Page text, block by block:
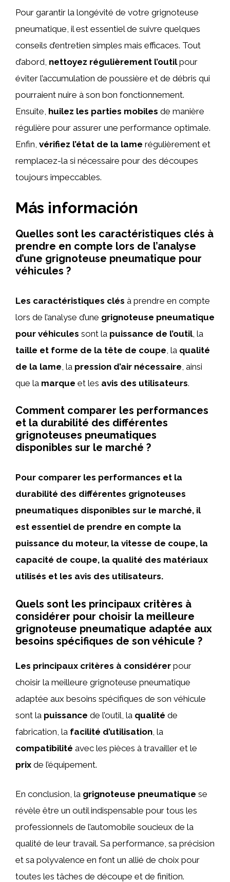
Pour garantir la longévité de votre grignoteuse
pneumatique, il est essentiel de suivre quelques
conseils d’entretien simples mais efficaces. Tout
d’abord, nettoyez régulièrement l’outilpour
éviter l’accumulation de poussière et de débris qui
pourraient nuire à son bon fonctionnement.
Ensuite, huilez les parties mobiles de manière
régulière pour assurer une performance optimale.
Enfin, vérifiez l’état de la lame régulièrement et
remplacez-la si nécessaire pour des découpes
toujours impeccables.
Más información
Quelles sont les caractéristiques clés à
prendre en compte lors de l’analyse
d’une grignoteuse pneumatique pour
véhicules ?
Les caractéristiques clés à prendre en compte
lors de l’analyse d’une grignoteuse pneumatique
pour véhicules sont la puissance de l’outil, la
taille et forme de la tête de coupe , la qualité
de la lame , la pression d’air nécessaire , ainsi
que la marque et les avis des utilisateurs.
Comment comparer les performances
et la durabilité des différentes
grignoteuses pneumatiques
disponibles sur le marché ?
Pour comparer les performances et la
durabilité des différentes grignoteuses
pneumatiques disponibles sur le marché, il
est essentiel de prendre en compte la
puissance du moteur, la vitesse de coupe, la
capacité de coupe, la qualité des matériaux
utilisés et les avis des utilisateurs.
Quels sont les principaux critères à
considérer pour choisir la meilleure
grignoteuse pneumatique adaptée aux
besoins spécifiques de son véhicule ?
Les principaux critères à considérer pour
choisir la meilleure grignoteuse pneumatique
adaptée aux besoins spécifiques de son véhicule
sont la puissance de l’outil, la qualité de
fabrication, la facilité d’utilisation , la
compatibilité avec les pièces à travailler et le
prix de l’équipement.
En conclusion, la grignoteuse pneumatique se
révèle être un outil indispensable pour tous les
professionnels de l’automobile soucieux de la
qualité de leur travail. Sa performance, sa précision
et sa polyvalence en font un allié de choix pour
toutes les tâches de découpe et de finition.